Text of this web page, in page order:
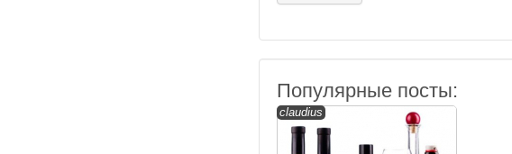
Популярные посты:
claudius